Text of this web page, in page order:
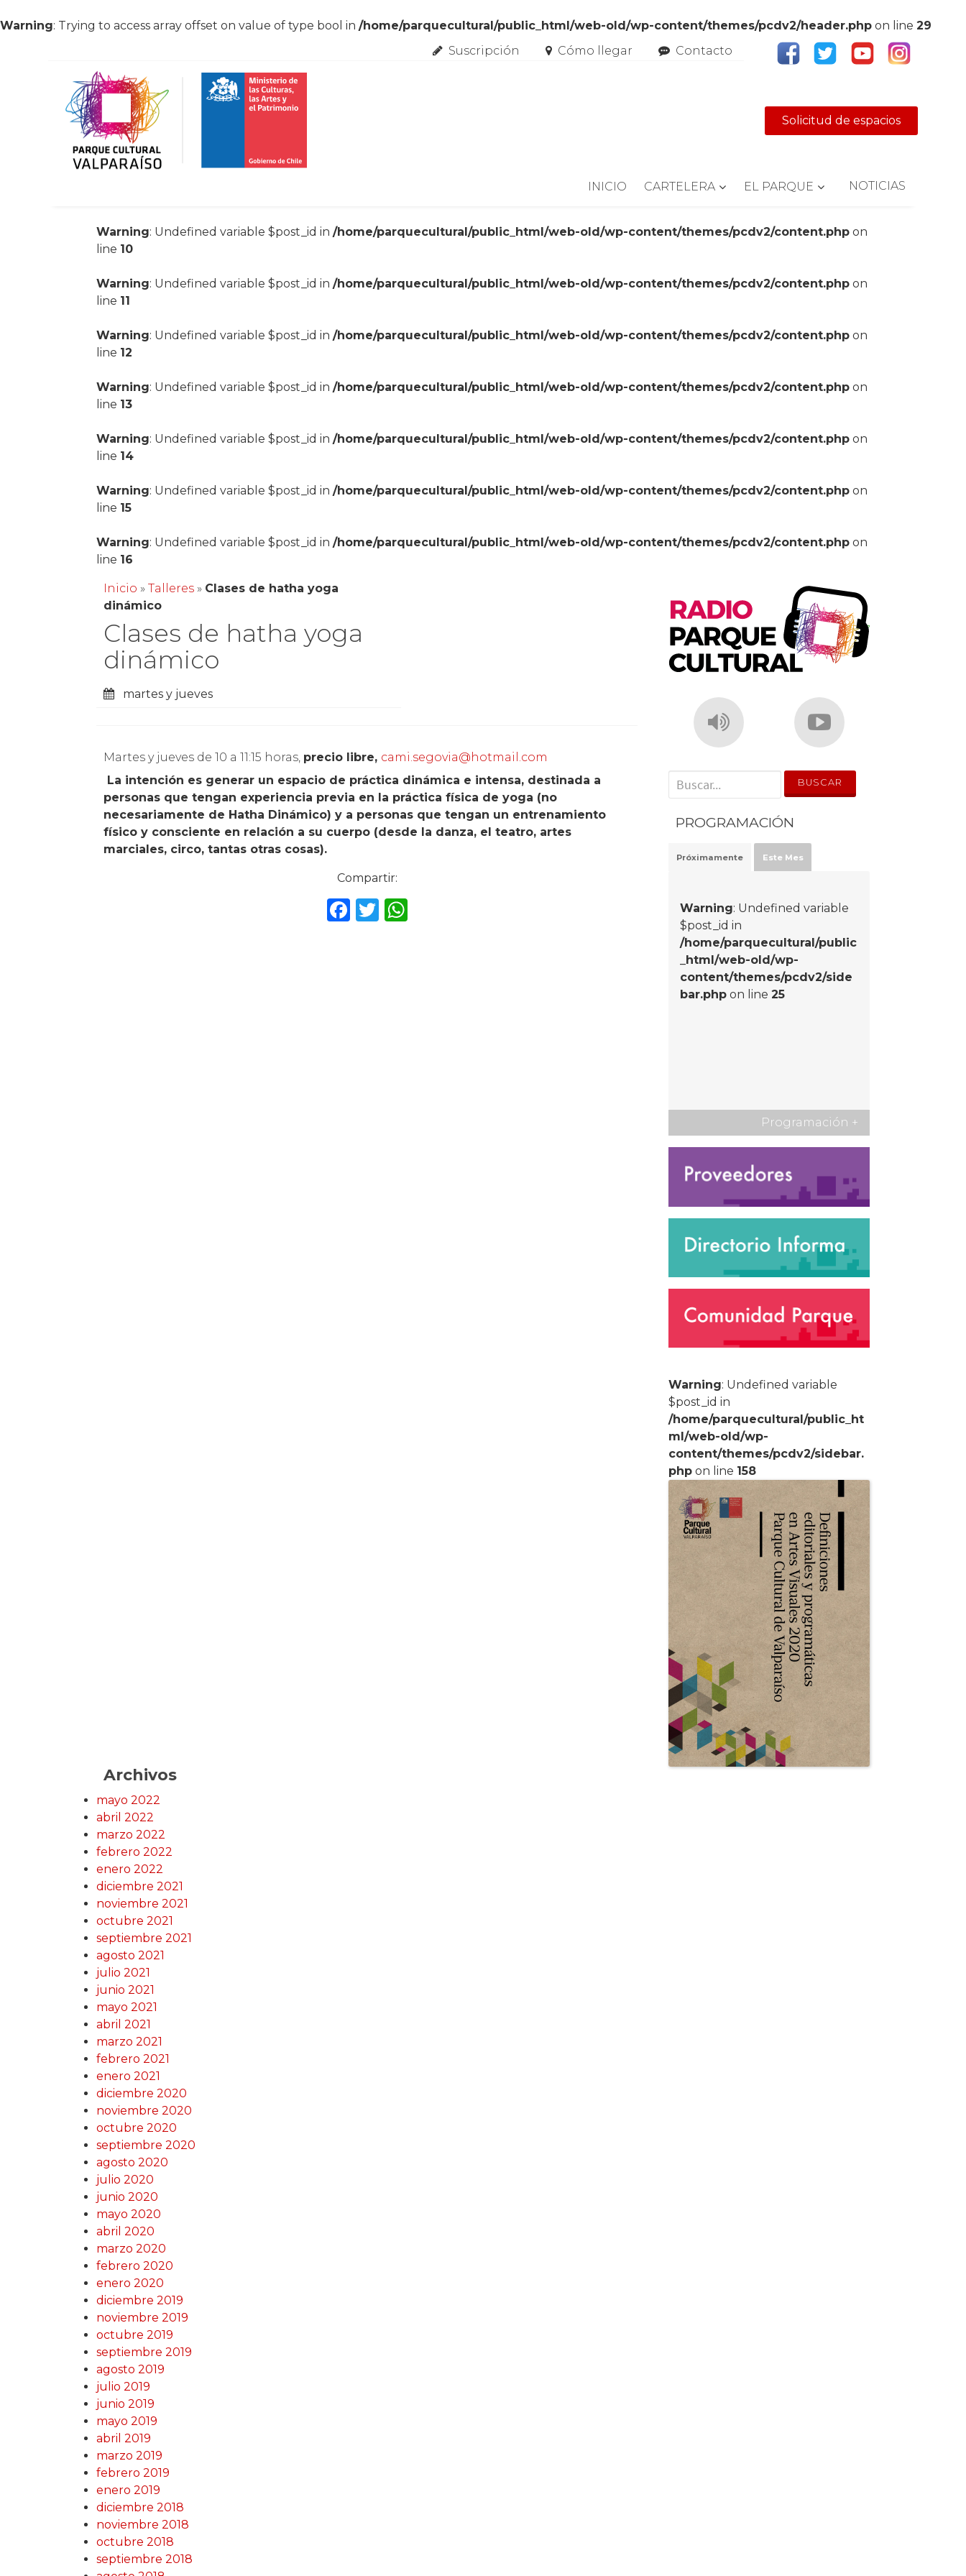
Warning: Trying to access array offset on value of type bool in /home/parquecultural/public_html/web-old/wp-content/themes/pcdv2/header.php on line 29
Suscripción
Cómo llegar Contacto
Solicitud de espacios
INICIO CARTELERA EL PARQUE NOTICIAS
Warning: Undefined variable $post_id in/home/parquecultural/public_html/web-old/wp-content/themes/pcdv2/content.php on
line 10
Warning: Undefined variable $post_id in/home/parquecultural/public_html/web-old/wp-content/themes/pcdv2/content.php on
line 11
Warning: Undefined variable $post_id in/home/parquecultural/public_html/web-old/wp-content/themes/pcdv2/content.php on
line 12
Warning: Undefined variable $post_id in/home/parquecultural/public_html/web-old/wp-content/themes/pcdv2/content.php on
line 13
Warning: Undefined variable $post_id in/home/parquecultural/public_html/web-old/wp-content/themes/pcdv2/content.php on
line 14
Warning: Undefined variable $post_id in/home/parquecultural/public_html/web-old/wp-content/themes/pcdv2/content.php on
line 15
Warning: Undefined variable $post_id in/home/parquecultural/public_html/web-old/wp-content/themes/pcdv2/content.php on
line 16
Inicio »Talleres » Clases de hatha yoga
dinámico
Clases de hatha yoga
dinámico
martes y jueves
Martes y jueves de 10 a 11:15 horas, precio libre, cami.segovia@hotmail.com
La intención es generar un espacio de práctica dinámica e intensa, destinada a
personas que tengan experiencia previa en la práctica física de yoga (no
necesariamente de Hatha Dinámico) y a personas que tengan un entrenamiento
físico y consciente en relación a su cuerpo (desde la danza, el teatro, artes
marciales, circo, tantas otras cosas).
Compartir:
F T W
' . __('Search for:') . '
PROGRAMACIÓN
Próximamente Este Mes
Warning: Undefined variable
$post_id in
/home/parquecultural/public
_html/web-old/wp-
content/themes/pcdv2/side
bar.php on line25
Programación +
Warning: Undefined variable
$post_id in
/home/parquecultural/public_ht
ml/web-old/wp-
content/themes/pcdv2/sidebar.
php on line 158
Archivos
mayo 2022
abril 2022
marzo 2022
febrero 2022
enero 2022
diciembre 2021
noviembre 2021
octubre 2021
septiembre 2021
agosto 2021
julio 2021
junio 2021
mayo 2021
abril 2021
marzo 2021
febrero 2021
enero 2021
diciembre 2020
noviembre 2020
octubre 2020
septiembre 2020
agosto 2020
julio 2020
junio 2020
mayo 2020
abril 2020
marzo 2020
febrero 2020
enero 2020
diciembre 2019
noviembre 2019
octubre 2019
septiembre 2019
agosto 2019
julio 2019
junio 2019
mayo 2019
abril 2019
marzo 2019
febrero 2019
enero 2019
diciembre 2018
noviembre 2018
octubre 2018
septiembre 2018